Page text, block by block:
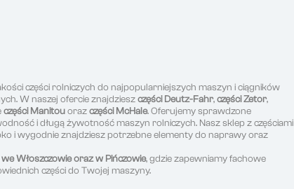
części rolniczych do najpopularniejszych maszyn i ciągników
W naszej ofercie znajdzieszczęści Deutz-Fahr,części Zetor,
części Manitouorazczęści McHale. Oferujemy sprawdzone
i długą żywotność maszyn rolniczych. Nasz sklep z częściami
i wygodnie znajdziesz potrzebne elementy do naprawy oraz
Włoszczowie oraz w Pińczowie, gdzie zapewniamy fachowe
części do Twojej maszyny.